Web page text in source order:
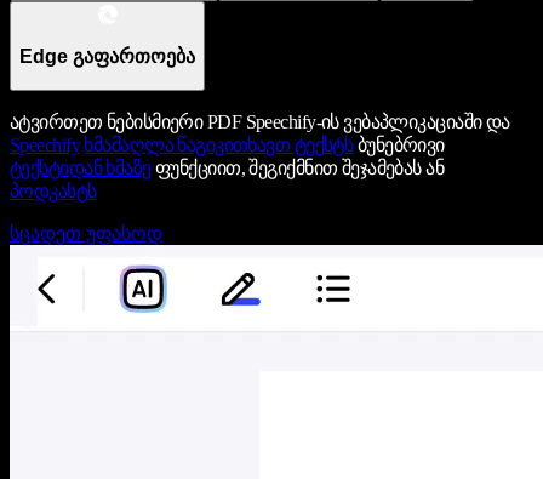
Edge გაფართოება
ატვირთეთ ნებისმიერი PDF Speechify-ის ვებაპლიკაციაში და
Speechify ხმამაღლა წაგიკითხავთ ტექსტსბუნებრივი
ტექსტიდან ხმაზეფუნქციით, შეგიქმნით შეჯამებას ან
პოდკასტს
სცადეთ უფასოდ